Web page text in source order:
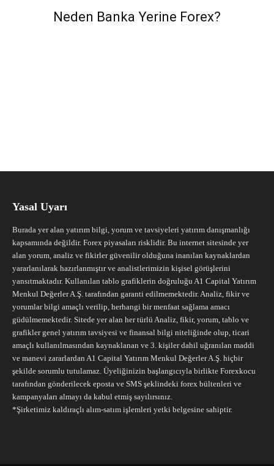
Neden Banka Yerine Forex?
Yasal Uyarı
Burada yer alan yatırım bilgi, yorum ve tavsiyeleri yatırım danışmanlığı
kapsamında değildir. Forex piyasaları risklidir. Bu internet sitesinde yer
alan yorum, analiz ve fikirler güvenilir olduğuna inanılan kaynaklardan
yararlanılarak hazırlanmıştır ve analistlerimizin kişisel görüşlerini
yansıtmaktadır. Kullanılan tablo grafiklerin doğruluğu A1 Capital Yatırım
Menkul Değerler A.Ş. tarafından garanti edilmemektedir. Analiz, fikir ve
yorumlar bilgi amaçlı verilip, herhangi bir menfaat sağlama amacı
güdülmemektedir. Sitede yer alan her türlü Analiz, fikir, yorum, tablo ve
grafikler genel yatırım tavsiyesi ve finansal bilgi niteliğinde olup, ticari
amaçlı kullanılmasından kaynaklanan ve 3. kişiler dahil uğranılan maddi
ve manevi zararlardan A1 Capital Yatırım Menkul Değerler A.Ş. hiçbir
şekilde sorumlu tutulamaz. Üyeliğinizin başlangıcıyla birlikte Forexkocu
tarafından gönderilecek eposta ve SMS şeklindeki forex bültenleri ve
kampanyaları almayı da kabul etmiş sayılırsınız.
*Şirketimiz kaldıraçlı alım-satım işlemleri yetki belgesine sahiptir.